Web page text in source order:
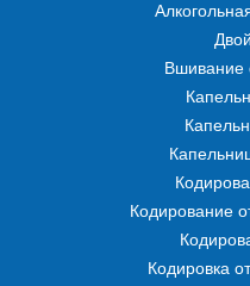
Вшивание
Кодирование
Кодировка